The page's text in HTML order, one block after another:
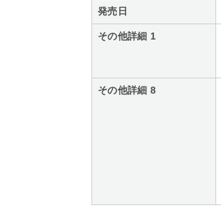
発売日
その他詳細 1
その他詳細 8